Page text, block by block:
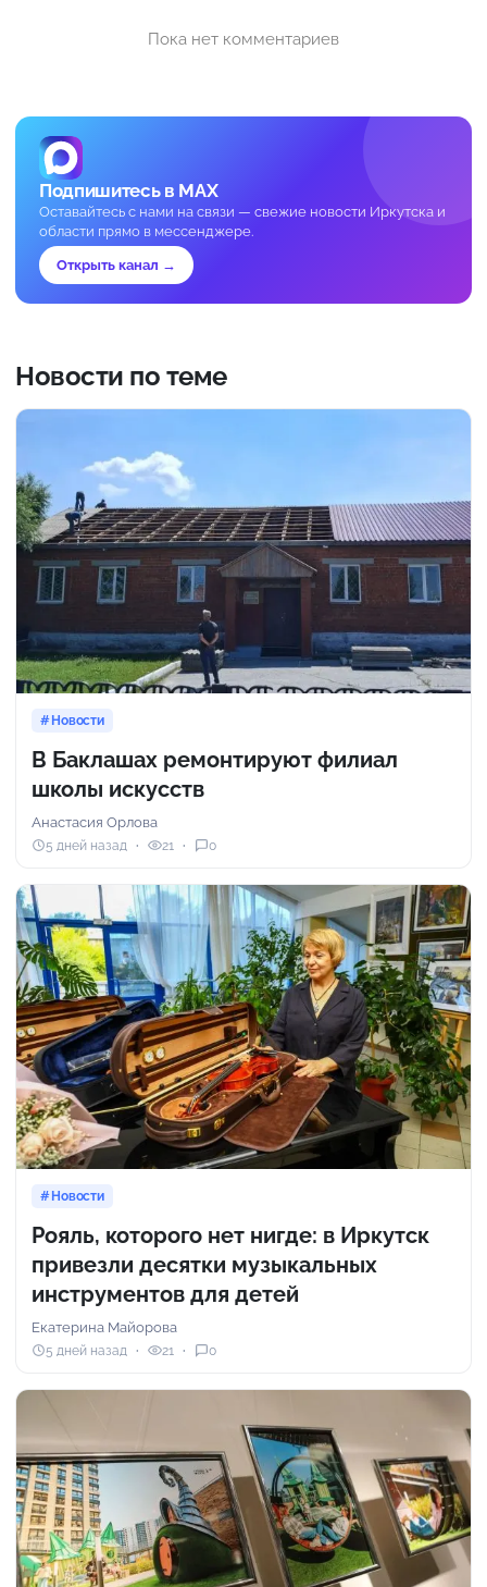
Пока нет комментариев
Подпишитесь в MAX
Оставайтесь с нами на связи — свежие новости Иркутска и
области прямо в мессенджере.
Открыть канал →
Новости по теме
Новости
В Баклашах ремонтируют филиал
школы искусств
Анастасия Орлова
5 дней назад 21 0
Новости
Рояль, которого нет нигде: в Иркутск
привезли десятки музыкальных
инструментов для детей
Екатерина Майорова
5 дней назад 21 0